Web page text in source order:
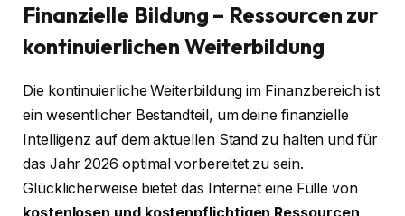
Finanzielle Bildung – Ressourcen zur
kontinuierlichen Weiterbildung
Die kontinuierliche Weiterbildung im Finanzbereich ist
ein wesentlicher Bestandteil, um deine finanzielle
Intelligenz auf dem aktuellen Stand zu halten und für
das Jahr 2026 optimal vorbereitet zu sein.
Glücklicherweise bietet das Internet eine Fülle von